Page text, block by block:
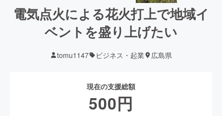
電気点火による花火打上で地域イ
ベントを盛り上げたい
tomu1147 ビジネス・起業 広島県
現在の支援総額
500円